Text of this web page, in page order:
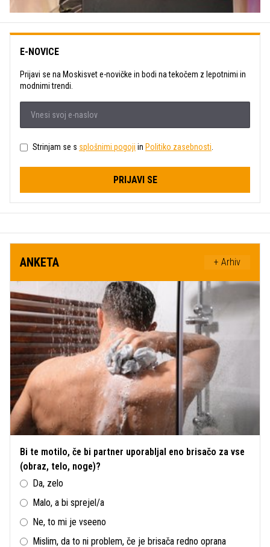
E-NOVICE
Prijavi se na Moskisvet e-novičke in bodi na tekočem z lepotnimi in
modnimi trendi.
Strinjam se s splošnimi pogoji in Politiko zasebnosti.
PRIJAVI SE
ANKETA + Arhiv
Bi te motilo, če bi partner uporabljal eno brisačo za vse
(obraz, telo, noge)?
Da, zelo
Malo, a bi sprejel/a
Ne, to mi je vseeno
Mislim, da to ni problem, če je brisača redno oprana